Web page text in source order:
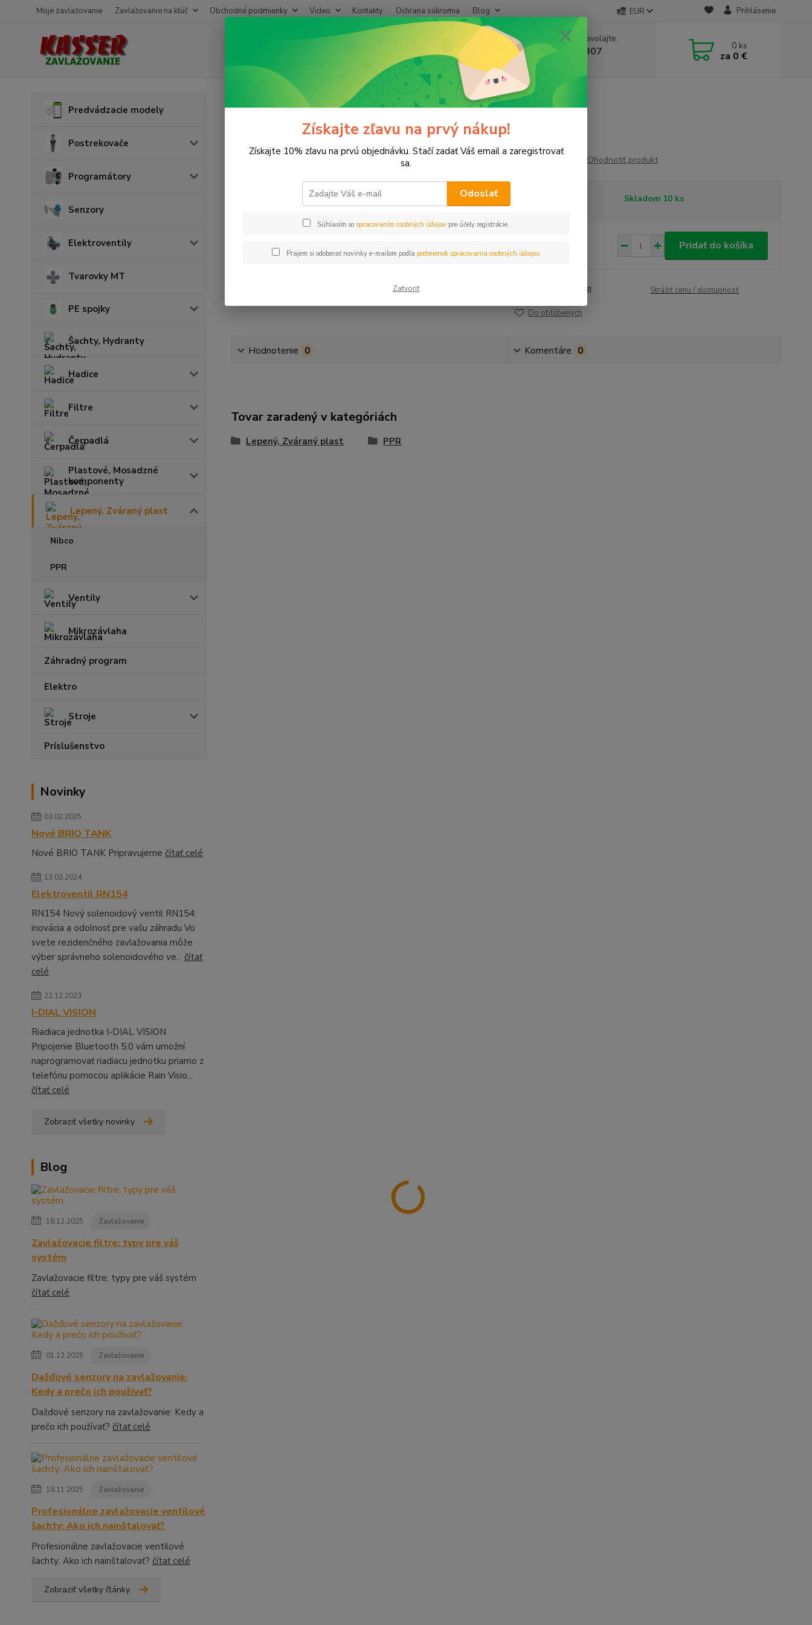
Moje zavlažovanie Zavlažovanie na kľúč Obchodné podmienky Video Kontakty Ochrana súkromia Blog EUR Prihlásenie
Neviete si rady? Zavolajte.
+421 911 131 807
(Po-Pia, 8-17 hod.)
0 ks
za 0 €
Predvádzacie modely
Postrekovače
Programátory
Senzory
Elektroventily
Tvarovky MT
PE spojky
Šachty, Hydranty
Hadice
Filtre
Čerpadlá
Plastové, Mosadzné
komponenty
Lepený, Zváraný plast
Nibco
PPR
Ventily
Mikrozávlaha
Záhradný program
Elektro
Stroje
Príslušenstvo
Novinky
03.02.2025
Nové BRIO TANK
Nové BRIO TANK Pripravujeme čítať celé
13.03.2024
Elektroventil RN154
RN154 Nový solenoidový ventil RN154:
inovácia a odolnosť pre vašu záhradu Vo
svete rezidenčného zavlažovania môže
výber správneho solenoidového ve... čítať
celé
22.12.2023
I-DIAL VISION
Riadiaca jednotka I-DIAL VISION
Pripojenie Bluetooth 5.0 vám umožní
naprogramovať riadiacu jednotku priamo z
telefónu pomocou aplikácie Rain Visio...
čítať celé
Zobraziť všetky novinky
Blog
18.12.2025 Zavlažovanie
Zavlažovacie filtre: typy pre váš
systém
Zavlažovacie filtre: typy pre váš systém
čítať celé
01.12.2025 Zavlažovanie
Dažďové senzory na zavlažovanie:
Kedy a prečo ich používať?
Dažďové senzory na zavlažovanie: Kedy a
prečo ich používať? čítať celé
18.11.2025 Zavlažovanie
Profesionálne zavlažovacie ventilové
šachty: Ako ich nainštalovať?
Profesionálne zavlažovacie ventilové
šachty: Ako ich nainštalovať? čítať celé
Zobraziť všetky články
Lepený, Zváraný plast PPR Koleno 90° D20
PPR Koleno 90° D20
Ohodnotiť produkt
Skladom 10 ks
0,24 €
Pridať do košíka
1958 Strážiť cenu / dostupnosť
Do obľúbených
Hodnotenie 0 Komentáre 0
Tovar zaradený v kategóriách
Lepený, Zváraný plast PPR
Získajte zľavu na prvý nákup!
Získajte 10% zľavu na prvú objednávku. Stačí zadať Váš email a zaregistrovať
sa.
Odoslať
Súhlasím so spracovaním osobných údajov pre účely registrácie.
Prajem si odoberať novinky e-mailom podľa podmienok spracovania osobných údajov.
Zatvoriť